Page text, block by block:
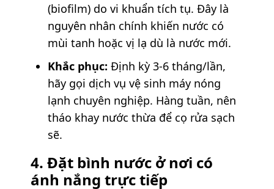
(biofilm) do vi khuẩn tích tụ. Đây là
nguyên nhân chính khiến nước có
mùi tanh hoặc vị lạ dù là nước mới.
Khắc phục: Định kỳ 3-6 tháng/lần,
hãy gọi dịch vụ vệ sinh máy nóng
lạnh chuyên nghiệp. Hàng tuần, nên
tháo khay nước thừa để cọ rửa sạch
sẽ.
4. Đặt bình nước ở nơi có
ánh nắng trực tiếp